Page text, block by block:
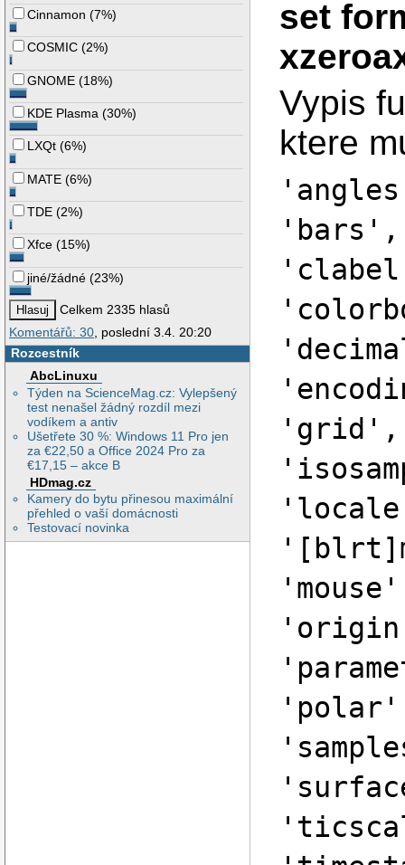
Cinnamon (7%)
COSMIC (2%)
GNOME (18%)
KDE Plasma (30%)
LXQt (6%)
MATE (6%)
TDE (2%)
Xfce (15%)
jiné/žádné (23%)
Celkem 2335 hlasů
Komentářů: 30, poslední 3.4. 20:20
Rozcestník
AbcLinuxu
Týden na ScienceMag.cz: Vylepšený
test nenašel žádný rozdíl mezi
vodíkem a antiv
Ušetřete 30 %: Windows 11 Pro jen
za €22,50 a Office 2024 Pro za
€17,15 – akce B
HDmag.cz
Kamery do bytu přinesou maximální
přehled o vaší domácnosti
Testovací novinka
set
Vypis
ktere
'grid',